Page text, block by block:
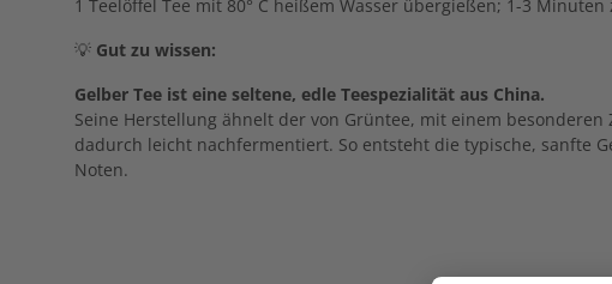
1 Teelöffel Tee mit 80° C heißem Wasser übergießen; 1-3 Minuten
💡 Gut zu wissen:
Gelber Tee ist eine seltene, edle Teespezialität aus China.
Seine Herstellung ähnelt der von Grüntee, mit einem
dadurch leicht nachfermentiert. So entsteht die typische, sanfte
Noten.